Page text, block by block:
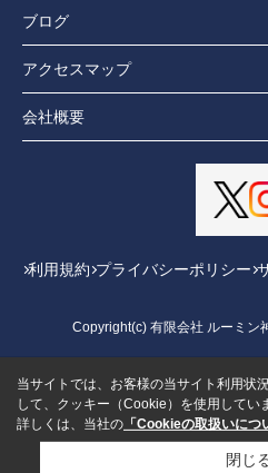
ブログ
アクセスマップ
会社概要
利用規約 プライバシーポリシー
Copyright(c) 有限会社 ルーミ
当サイトでは、お客様の当サイト利用状
して、クッキー（Cookie）を使用してい
詳しくは、当社の 「Cookieの取扱いにつ
閉じ